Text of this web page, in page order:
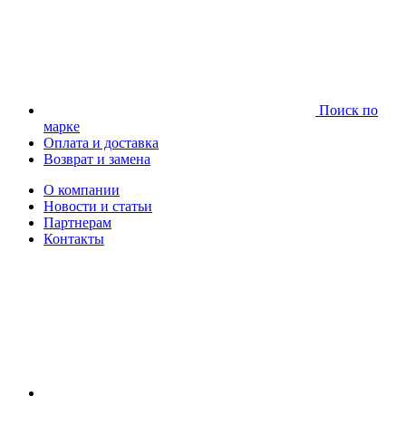
Поиск по
марке
Оплата и доставка
Возврат и замена
О компании
Новости и статьи
Партнерам
Контакты